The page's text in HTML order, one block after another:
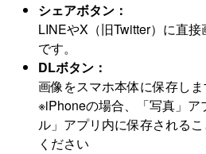
シェアボタン：
LINEやX（旧Twitter）に直
です。
DLボタン：
画像をスマホ本体に保存しま
※iPhoneの場合、「写真」ア
ル」アプリ内に保存される
ください